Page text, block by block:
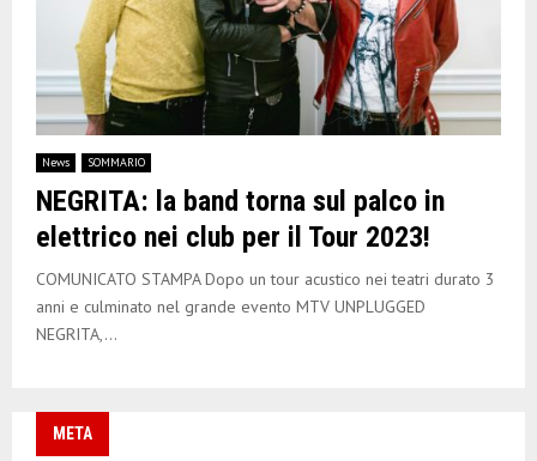
News SOMMARIO
NEGRITA: la band torna sul palco in
elettrico nei club per il Tour 2023!
COMUNICATO STAMPA Dopo un tour acustico nei teatri durato 3
anni e culminato nel grande evento MTV UNPLUGGED
NEGRITA,...
META